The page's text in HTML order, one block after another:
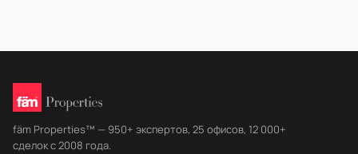
fäm Properties™ — 950+ экспертов, 25 офисов, 12 000+
сделок с 2008 года.